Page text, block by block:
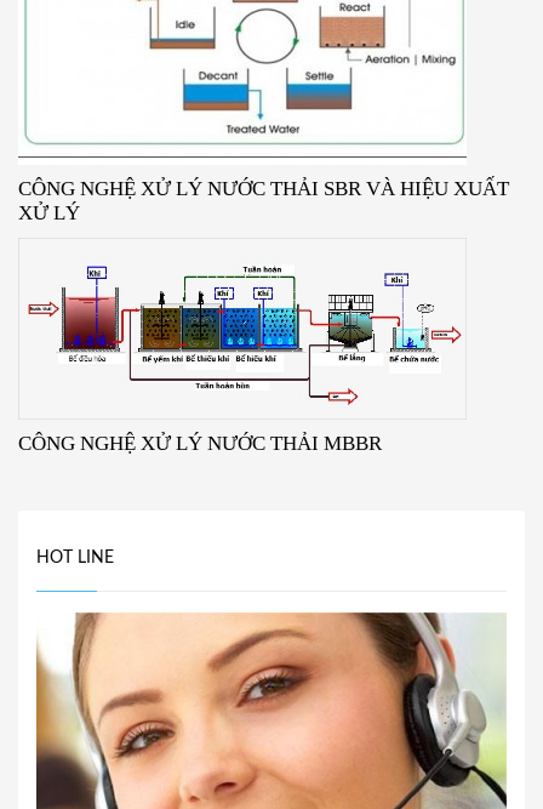
CÔNG NGHỆ XỬ LÝ NƯỚC THẢI SBR VÀ HIỆU XUẤT
XỬ LÝ
CÔNG NGHỆ XỬ LÝ NƯỚC THẢI MBBR
HOT LINE